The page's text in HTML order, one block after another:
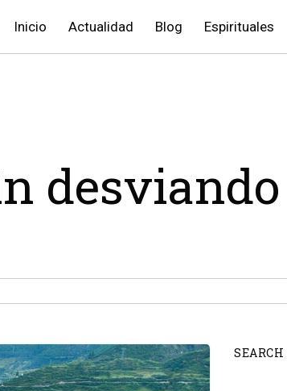
Inicio Actualidad Blog Espirituales
desviando
SEARCH